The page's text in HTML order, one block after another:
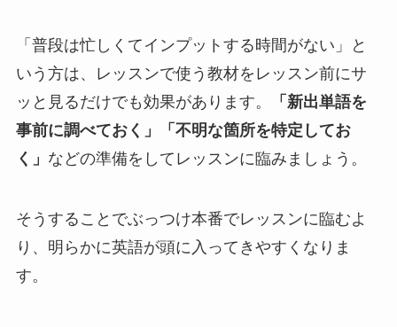
「普段は忙しくてインプットする時間がない」と
いう方は、レッスンで使う教材をレッスン前にサ
ッと見るだけでも効果があります。
「新出単語を
事前に調べておく」「不明な箇所を特定してお
く」 などの準備をしてレッスンに臨みましょう。
そうすることでぶっつけ本番でレッスンに臨むよ
り、明らかに英語が頭に入ってきやすくなりま
す。